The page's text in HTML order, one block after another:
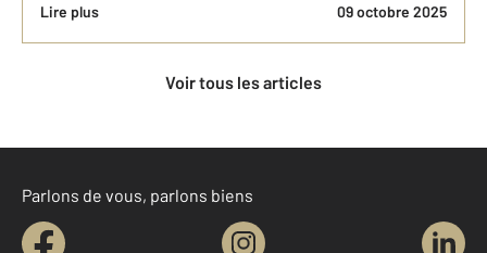
Lire plus 09 octobre 2025
Voir tous les articles
Parlons de vous, parlons biens